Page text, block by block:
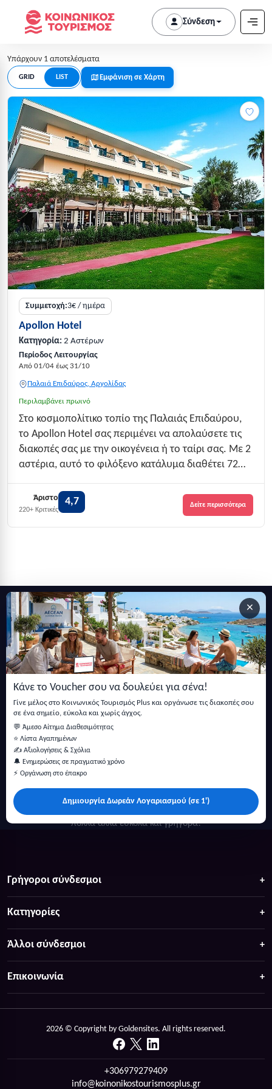
Σύνδεση
Υπάρχουν 1 αποτελέσματα
GRID LIST Εμφάνιση σε Χάρτη
Συμμετοχή:3€ / ημέρα
Apollon Hotel
Κατηγορία: 2 Αστέρων
Περίοδος Λειτουργίας
Από 01/04 έως 31/10
Παλαιά Επιδαύρος, Αργολίδας
Περιλαμβάνει πρωινό
Στο κοσμοπολίτικο τοπίο της Παλαιάς Επιδαύρου,
το Apollon Hotel σας περιμένει να απολαύσετε τις
διακοπές σας με την οικογένεια ή το ταίρι σας. Με 2
αστέρια, αυτό το φιλόξενο κατάλυμα διαθέτει 72
ικανοποιήσουν τις ανάγκες κάθε επισκέπτη. Η
εξαιρετική βαθμολογία 4.7 στα 5 και οι...
Άριστο
220+ Κριτικές
4,7 Δείτε περισσότερα
×
Κάνε το Voucher σου να δουλεύει για σένα!
Γίνε μέλος στο Κοινωνικός Τουρισμός Plus και οργάνωσε τις διακοπές σου
σε ένα σημείο, εύκολα και χωρίς άγχος.
💬 Άμεσο Αίτημα Διαθεσιμότητας
⭐ Λίστα Αγαπημένων
✍️ Αξιολογήσεις & Σχόλια
🔔 Ενημερώσεις σε πραγματικό χρόνο
⚡ Οργάνωση στο έπακρο
Δημιουργία Δωρεάν Λογαριασμού (σε 1')
Εγγραφείτε στο newsletter μας
Μείνετε ενημερωμένοι με τις τελευταίες ειδήσεις, ανακοινώσεις
και άρθρα.
πολλά άλλα ευκολα και γρήγορα!
Γρήγοροι σύνδεσμοι
Κατηγορίες
Άλλοι σύνδεσμοι
Επικοινωνία
2026 © Copyright by Goldensites. All rights reserved.
+306979279409
info@koinonikostourismosplus.gr